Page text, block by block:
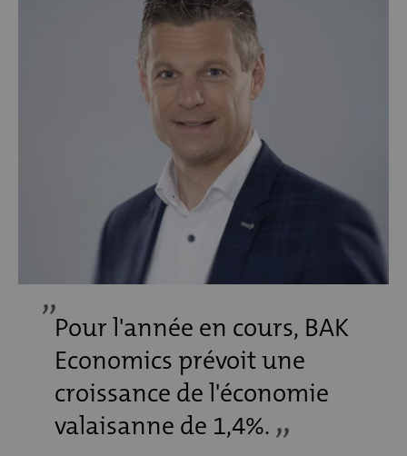
Pour l'année en cours, BAK
Economics prévoit une
croissance de l'économie
valaisanne de 1,4%.